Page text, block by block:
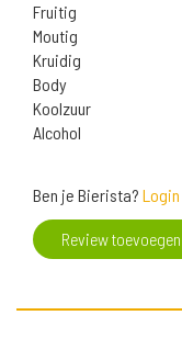
Fruitig
Moutig
Kruidig
Body
Koolzuur
Alcohol
Ben je Bierista? Login
Review toevoegen